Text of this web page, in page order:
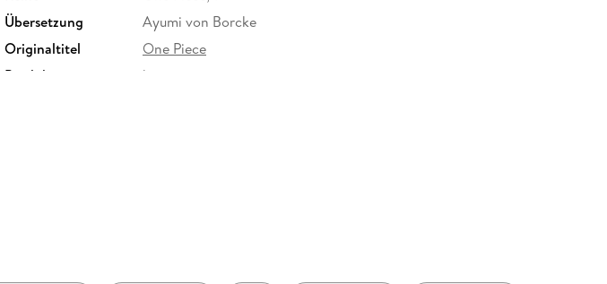
Übersetzung
Ayumi von Borcke
Originaltitel
One Piece
Produktart
kartoniert